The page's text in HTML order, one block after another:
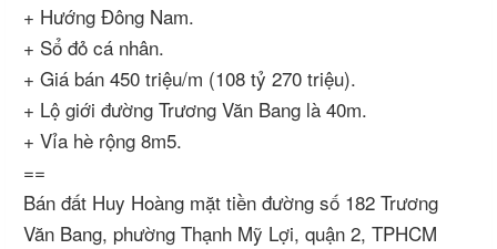
+ Hướng Đông Nam.
+ Sổ đỏ cá nhân.
+ Giá bán 450 triệu/m (108 tỷ 270 triệu).
+ Lộ giới đường Trương Văn Bang là 40m.
+ Vỉa hè rộng 8m5.
==
Bán đất Huy Hoàng mặt tiền đường số 182 Trương
Văn Bang, phường Thạnh Mỹ Lợi, quận 2, TPHCM